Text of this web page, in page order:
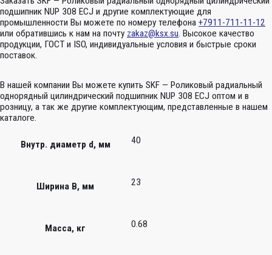
подшипник NUP 308 ECJ и другие комплектующие для
промышленности Вы можете по номеру телефона +7911-711-11-12
или обратившись к нам на почту zakaz@ksx.su. Высокое качество
продукции, ГОСТ и ISO, индивидуальные условия и быстрые сроки
поставок.
В нашей компании Вы можете купить SKF — Роликовый радиальный
однорядный цилиндрический подшипник NUP 308 ECJ оптом и в
розницу, а так же другие комплектующим, представленные в нашем
каталоге.
Внутр. диаметр d, мм 40
Ширина B, мм 23
Масса, кг 0.68